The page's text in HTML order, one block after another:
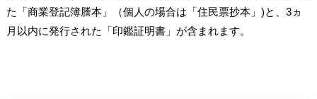
た「商業登記簿謄本」（個人の場合は「住民票抄本」)と、3ヵ
月以内に発行された「印鑑証明書」が含まれます。